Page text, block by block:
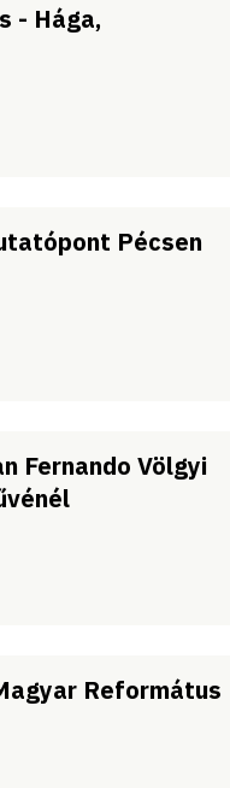
- Hága,
Pécsen
Fernando Völgyi
Református